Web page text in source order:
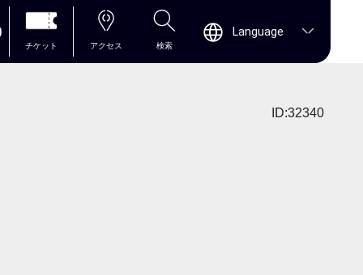
チケット アクセス 検索
Language
ID:32340